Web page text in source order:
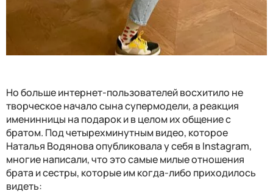
Но больше интернет-пользователей восхитило не
творческое начало сына супермодели, а реакция
именинницы на подарок и в целом их общение с
братом. Под четырехминутным видео, которое
Наталья Водянова опубликовала у себя в Instagram,
многие написали, что это самые милые отношения
брата и сестры, которые им когда-либо приходилось
видеть: